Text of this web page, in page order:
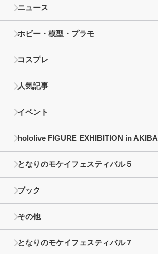
ニュース
ホビー・模型・プラモ
コスプレ
人気記事
イベント
hololive FIGURE EXHIBITION in AKIBA
となりのモケイフェスティバル５
ブック
その他
となりのモケイフェスティバル７